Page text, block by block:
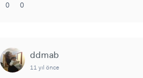
0 0
ddmab
11 yıl önce